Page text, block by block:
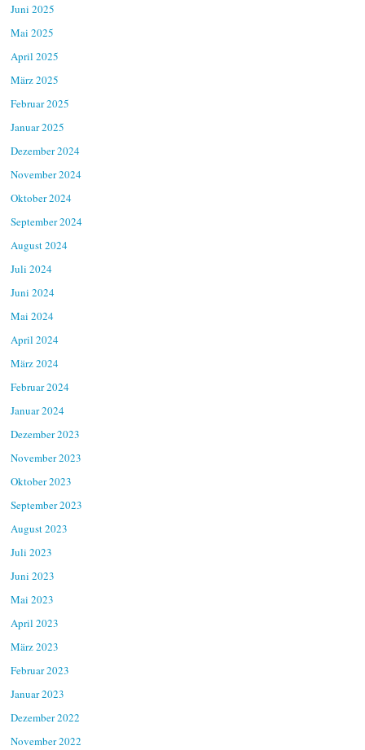
Juni 2025
Mai 2025
April 2025
März 2025
Februar 2025
Januar 2025
Dezember 2024
November 2024
Oktober 2024
September 2024
August 2024
Juli 2024
Juni 2024
Mai 2024
April 2024
März 2024
Februar 2024
Januar 2024
Dezember 2023
November 2023
Oktober 2023
September 2023
August 2023
Juli 2023
Juni 2023
Mai 2023
April 2023
März 2023
Februar 2023
Januar 2023
Dezember 2022
November 2022